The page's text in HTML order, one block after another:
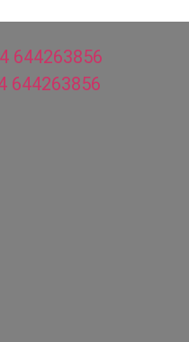
644263856
644263856